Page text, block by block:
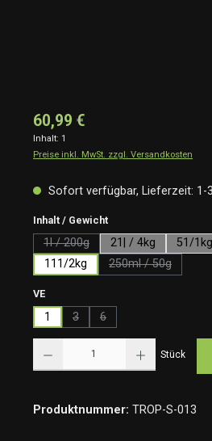
60,99 €
Inhalt: 1
Preise inkl. MwSt. zzgl. Versandkosten
Sofort verfügbar, Lieferzeit: 1-
Inhalt / Gewichtauswählen
1l / 200g(Diese Option ist zurzeit nicht
21| / 4kg 51/1kg
111/2kg 250ml / 50g
(Diese Option
VEauswählen
1 3(Diese Option ist zurzeit nicht
6(Diese Option ist zurzeit
Stück
Produktnummer: TROP-S-013